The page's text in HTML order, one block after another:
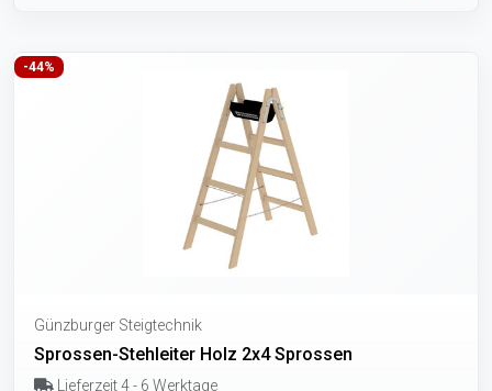
-44%
Günzburger Steigtechnik
Sprossen-Stehleiter Holz 2x4 Sprossen
Lieferzeit 4 - 6 Werktage